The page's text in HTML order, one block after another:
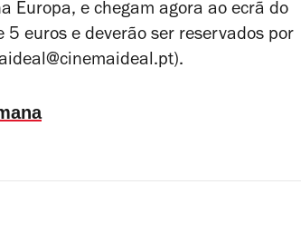
Europa, e chegam agora ao ecrã do
euros e deverão ser reservados por